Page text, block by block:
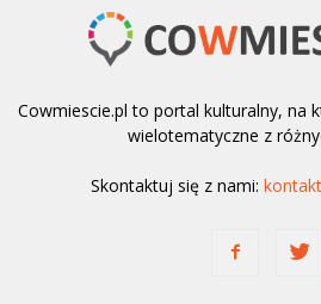
Cowmiescie.pl to portal kulturalny, na
wielotematyczne z
Skontaktuj się z nami: